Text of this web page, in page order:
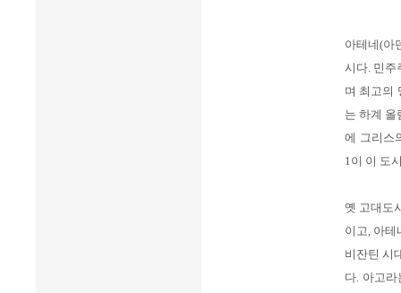
아테네(아
시다. 민주
며 최고의
는 하계 올
에 그리스
1이 이 도
옛 고대도
이고, 아
비잔틴 시
다. 아고